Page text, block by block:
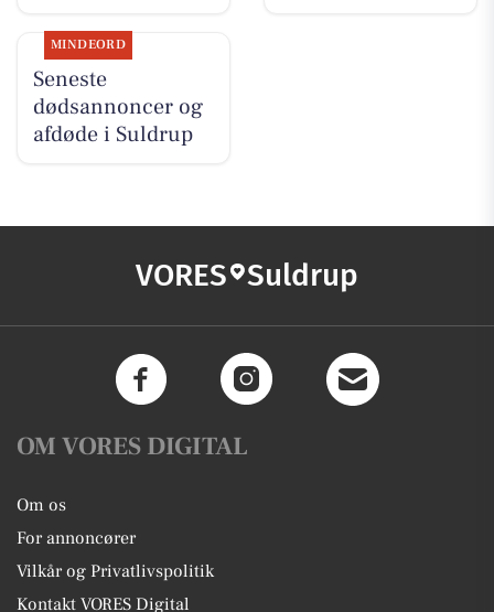
MINDEORD
Seneste
dødsannoncer og
afdøde i Suldrup
VORES Suldrup
OM VORES DIGITAL
Om os
For annoncører
Vilkår og Privatlivspolitik
Kontakt VORES Digital